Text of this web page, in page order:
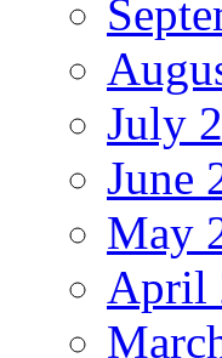
July
June
May
April